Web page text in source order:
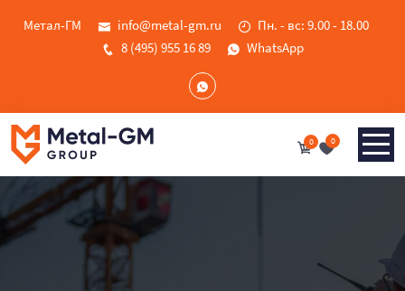
Метал-ГМ info@metal-gm.ru
Пн. - вс: 9.00 - 18.00
8 (495) 955 16 89
WhatsApp
0 0